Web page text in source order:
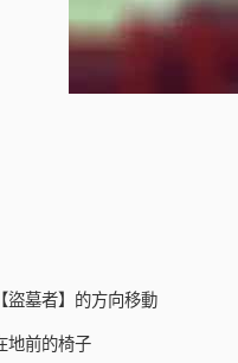
盜墓者】的方向移動
地前的椅子